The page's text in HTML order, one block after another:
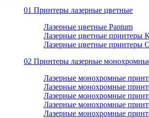
01 Принтеры лазерные цветные
Лазерные цветные Pantum
Лазерные цветные принтеры
Лазерные цветные принтеры
02 Принтеры лазерные
Лазерные монохромные
Лазерные монохромные
Лазерные монохромные
Лазерные монохромные
Лазерные монохромные